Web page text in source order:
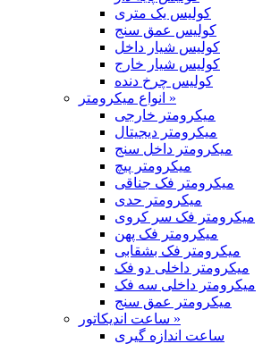
کولیس یک متری
کولیس عمق سنج
کولیس شیار داخل
کولیس شیار خارج
کولیس چرخ دنده
انواع میکرومتر »
میکرومتر خارجی
میکرومتر دیجیتال
میکرومتر داخل سنج
میکرومتر پیچ
میکرومتر فک جناقی
میکرومتر حدی
میکرومتر فک سر کروی
میکرومتر فک پهن
میکرومتر فک بشقابی
میکرومتر داخلی دو فک
میکرومتر داخلی سه فک
میکرومتر عمق سنج
ساعت اندیکاتور »
ساعت اندازه گیری